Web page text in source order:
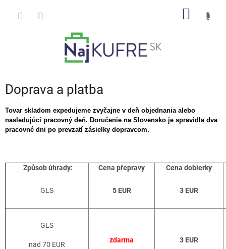
Doprava a platba
Tovar skladom expedujeme zvyčajne v deň objednania alebo
nasledujúci pracovný deň. Doručenie na Slovensko je spravidla dva
pracovné dni po prevzatí zásielky dopravcom.
Způsob úhrady: Cena přepravy Cena dobierky
GLS 5 EUR 3 EUR
GLS
nad 70 EUR
zdarma 3 EUR